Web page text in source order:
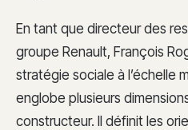
En tant que directeur des
groupe Renault, François
stratégie sociale à l’échelle
englobe plusieurs
constructeur. Il définit les